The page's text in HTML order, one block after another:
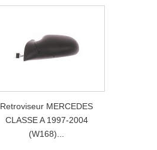
Retroviseur MERCEDES
CLASSE A 1997-2004
(W168)...